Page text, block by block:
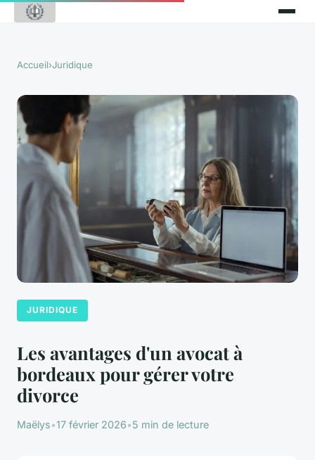
Accueil›Juridique
JURIDIQUE
Les avantages d'un avocat à
bordeaux pour gérer votre
divorce
Maëlys•17 février 2026•5 min de lecture